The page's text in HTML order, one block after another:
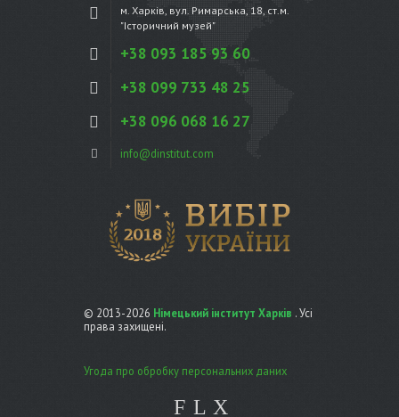
м. Харків, вул. Римарська, 18, ст.м.
"Історичний музей"
+38 093 185 93 60
+38 099 733 48 25
+38 096 068 16 27
info@dinstitut.com
© 2013-2026 Німецький інститут Харків . Усі
права захищені.
Угода про обробку персональних даних
F L X